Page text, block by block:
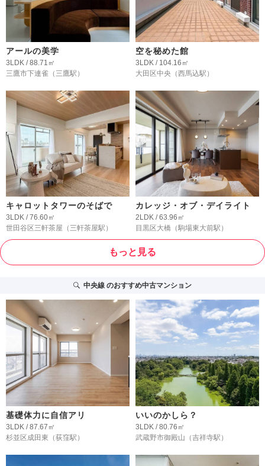
アールの美学
3LDK / 88.71㎡
三鷹市下連雀 （三鷹駅）
空を秘めた館
3LDK / 104.16㎡
大田区中央 （西馬込駅）
キャロットタワーのそばで
3LDK / 76.60㎡
世田谷区三軒茶屋 （三軒茶屋駅）
カレッジ・オブ・デイライト
2LDK / 63.96㎡
目黒区大橋 （駒場東大前駅）
もっと見る
中央線のおすすめ中古マンション
基礎体力に自信アリ
3LDK / 87.67㎡
杉並区成田東 （荻窪駅）
いいのかしら？
3LDK / 80.76㎡
武蔵野市御殿山 （吉祥寺駅）